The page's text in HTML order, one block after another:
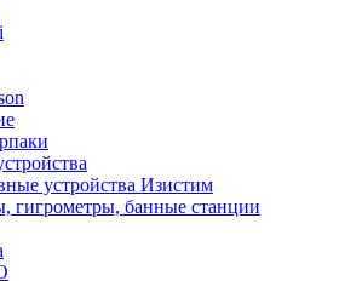
устройства Изистим
гигрометры, банные станции